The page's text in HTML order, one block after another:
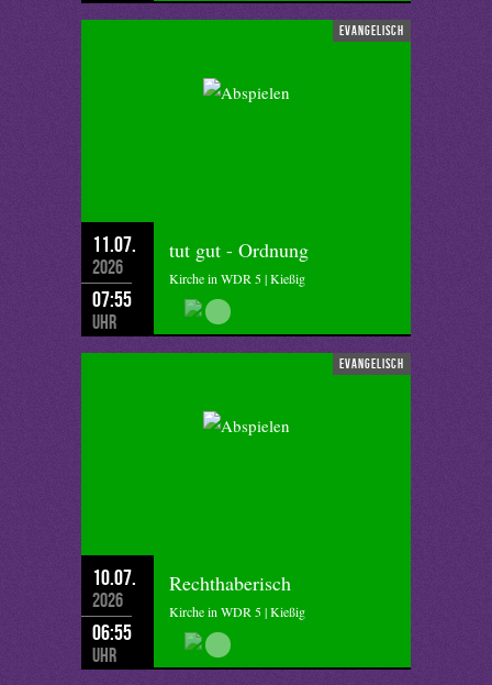
evangelisch
11.07.
2026
07:55
Uhr
tut gut - Ordnung
Kirche in WDR 5 | Kießig
evangelisch
10.07.
2026
06:55
Uhr
Rechthaberisch
Kirche in WDR 5 | Kießig